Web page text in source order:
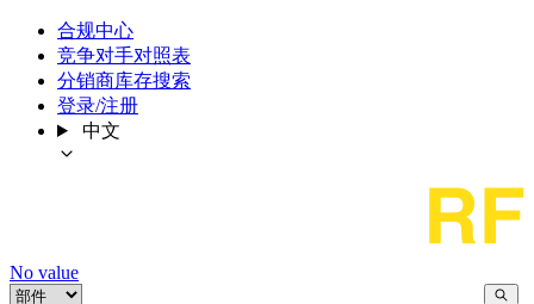
合规中心
竞争对手对照表
分销商库存搜索
登录/注册
中文
No value